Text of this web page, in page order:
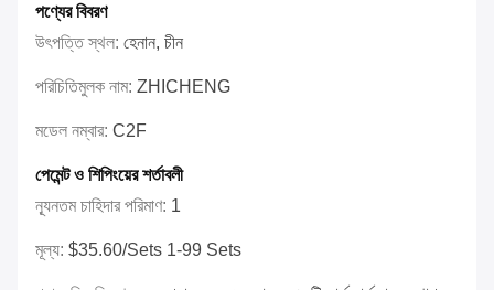
পণ্যের বিবরণ
উৎপত্তি স্থল: হেনান, চীন
পরিচিতিমুলক নাম: ZHICHENG
মডেল নম্বার: C2F
পেমেন্ট ও শিপিংয়ের শর্তাবলী
ন্যূনতম চাহিদার পরিমাণ: 1
মূল্য: $35.60/sets 1-99 Sets